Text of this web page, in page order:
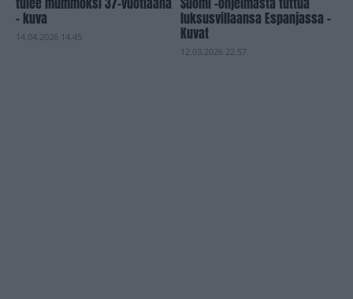
– kuva
14.04.2026 14.45
luksusvillaansa Espanjassa –
Kuvat
12.03.2026 22.57